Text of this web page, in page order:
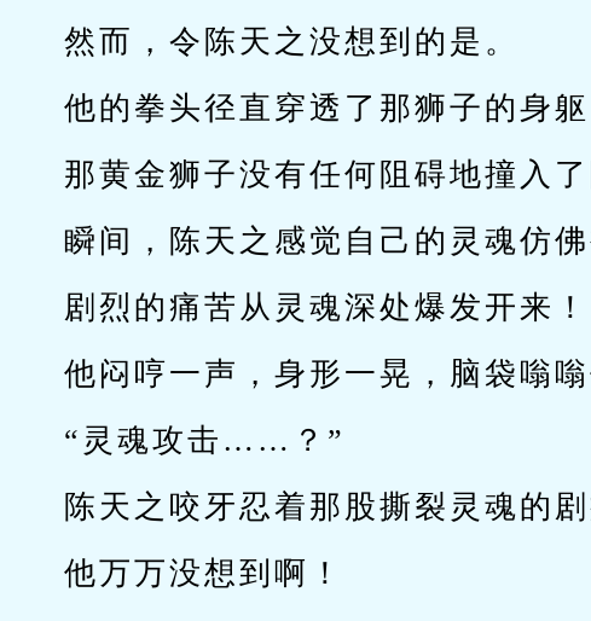
然而，令陈天之没想到的是。
他的拳头径直穿透了那狮子的身
那黄金狮子没有任何阻碍地撞入了
瞬间，陈天之感觉自己的灵魂仿
剧烈的痛苦从灵魂深处爆发开来！
他闷哼一声，身形一晃，脑袋嗡嗡
“灵魂攻击……？”
陈天之咬牙忍着那股撕裂灵魂的
他万万没想到啊！